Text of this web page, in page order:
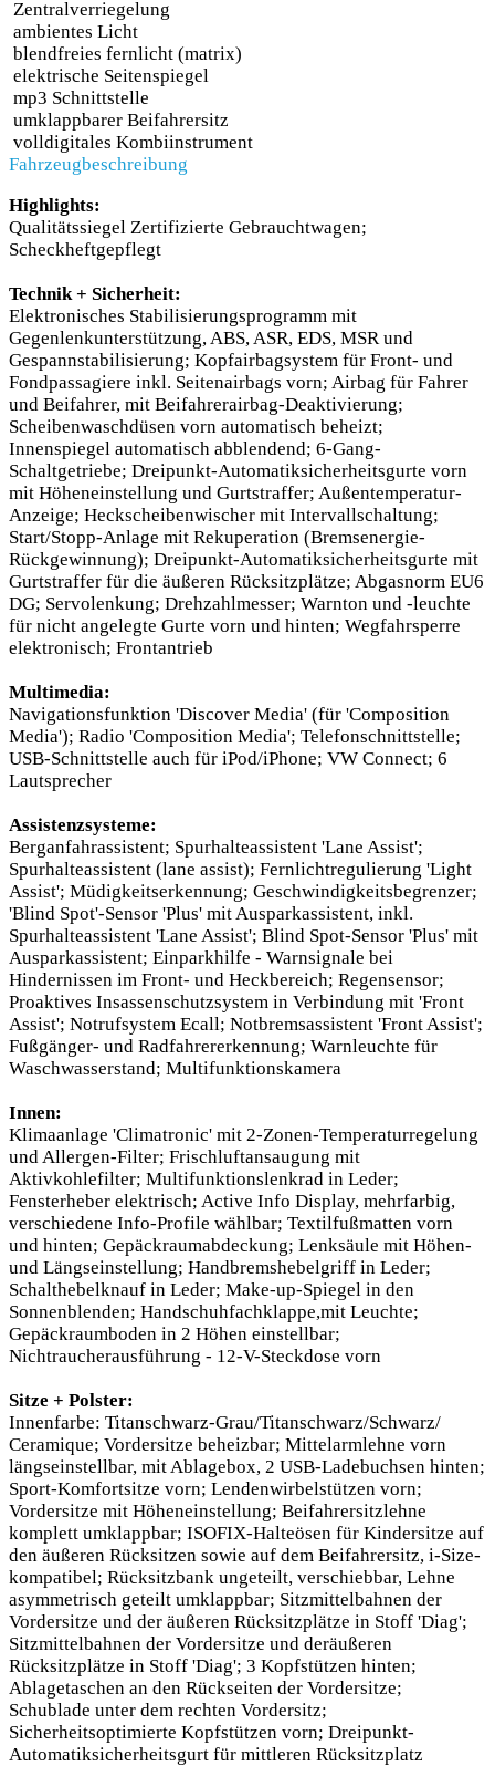
Zentralverriegelung
ambientes Licht
blendfreies fernlicht (matrix)
elektrische Seitenspiegel
mp3 Schnittstelle
umklappbarer Beifahrersitz
volldigitales Kombiinstrument
Fahrzeugbeschreibung
Highlights:
Qualitätssiegel Zertifizierte Gebrauchtwagen;
Scheckheftgepflegt
Technik + Sicherheit:
Elektronisches Stabilisierungsprogramm mit
Gegenlenkunterstützung, ABS, ASR, EDS, MSR und
Gespannstabilisierung; Kopfairbagsystem für Front- und
Fondpassagiere inkl. Seitenairbags vorn; Airbag für Fahrer
und Beifahrer, mit Beifahrerairbag-Deaktivierung;
Scheibenwaschdüsen vorn automatisch beheizt;
Innenspiegel automatisch abblendend; 6-Gang-
Schaltgetriebe; Dreipunkt-Automatiksicherheitsgurte vorn
mit Höheneinstellung und Gurtstraffer; Außentemperatur-
Anzeige; Heckscheibenwischer mit Intervallschaltung;
Start/Stopp-Anlage mit Rekuperation (Bremsenergie-
Rückgewinnung); Dreipunkt-Automatiksicherheitsgurte mit
Gurtstraffer für die äußeren Rücksitzplätze; Abgasnorm EU6
DG; Servolenkung; Drehzahlmesser; Warnton und -leuchte
für nicht angelegte Gurte vorn und hinten; Wegfahrsperre
elektronisch; Frontantrieb
Multimedia:
Navigationsfunktion 'Discover Media' (für 'Composition
Media'); Radio 'Composition Media'; Telefonschnittstelle;
USB-Schnittstelle auch für iPod/iPhone; VW Connect; 6
Lautsprecher
Assistenzsysteme:
Berganfahrassistent; Spurhalteassistent 'Lane Assist';
Spurhalteassistent (lane assist); Fernlichtregulierung 'Light
Assist'; Müdigkeitserkennung; Geschwindigkeitsbegrenzer;
'Blind Spot'-Sensor 'Plus' mit Ausparkassistent, inkl.
Spurhalteassistent 'Lane Assist'; Blind Spot-Sensor 'Plus' mit
Ausparkassistent; Einparkhilfe - Warnsignale bei
Hindernissen im Front- und Heckbereich; Regensensor;
Proaktives Insassenschutzsystem in Verbindung mit 'Front
Assist'; Notrufsystem Ecall; Notbremsassistent 'Front Assist';
Fußgänger- und Radfahrererkennung; Warnleuchte für
Waschwasserstand; Multifunktionskamera
Innen:
Klimaanlage 'Climatronic' mit 2-Zonen-Temperaturregelung
und Allergen-Filter; Frischluftansaugung mit
Aktivkohlefilter; Multifunktionslenkrad in Leder;
Fensterheber elektrisch; Active Info Display, mehrfarbig,
verschiedene Info-Profile wählbar; Textilfußmatten vorn
und hinten; Gepäckraumabdeckung; Lenksäule mit Höhen-
und Längseinstellung; Handbremshebelgriff in Leder;
Schalthebelknauf in Leder; Make-up-Spiegel in den
Sonnenblenden; Handschuhfachklappe,mit Leuchte;
Gepäckraumboden in 2 Höhen einstellbar;
Nichtraucherausführung - 12-V-Steckdose vorn
Sitze + Polster:
Innenfarbe: Titanschwarz-Grau/Titanschwarz/Schwarz/
Ceramique; Vordersitze beheizbar; Mittelarmlehne vorn
längseinstellbar, mit Ablagebox, 2 USB-Ladebuchsen hinten;
Sport-Komfortsitze vorn; Lendenwirbelstützen vorn;
Vordersitze mit Höheneinstellung; Beifahrersitzlehne
komplett umklappbar; ISOFIX-Halteösen für Kindersitze auf
den äußeren Rücksitzen sowie auf dem Beifahrersitz, i-Size-
kompatibel; Rücksitzbank ungeteilt, verschiebbar, Lehne
asymmetrisch geteilt umklappbar; Sitzmittelbahnen der
Vordersitze und der äußeren Rücksitzplätze in Stoff 'Diag';
Sitzmittelbahnen der Vordersitze und deräußeren
Rücksitzplätze in Stoff 'Diag'; 3 Kopfstützen hinten;
Ablagetaschen an den Rückseiten der Vordersitze;
Schublade unter dem rechten Vordersitz;
Sicherheitsoptimierte Kopfstützen vorn; Dreipunkt-
Automatiksicherheitsgurt für mittleren Rücksitzplatz